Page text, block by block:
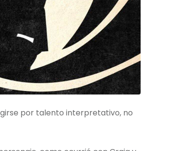
por talento interpretativo, no